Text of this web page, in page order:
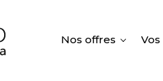
Nos offres